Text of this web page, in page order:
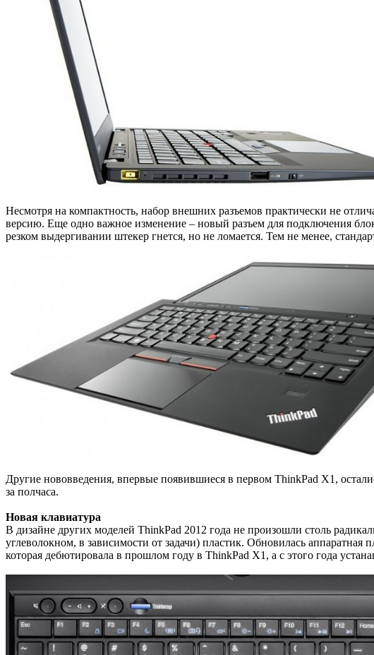
Несмотря на компактность, набор внешних разъемов практически не
версию. Еще одно важное изменение – новый разъем для подключения
резком выдергивании штекер гнется, но не ломается. Тем не менее,
Другие нововведения, впервые появившиеся в первом ThinkPad X1,
за полчаса.
Новая клавиатура
В дизайне других моделей ThinkPad 2012 года не произошли столь
углеволокном, в зависимости от задачи) пластик. Обновилась
которая дебютировала в прошлом году в ThinkPad X1, а с этого года